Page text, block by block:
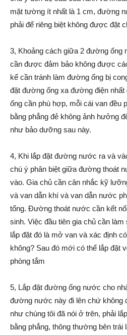
mặt tường ít nhất là 1 cm, đường
phải để riêng biệt không được đặt
3, Khoảng cách giữa 2 đường ống
cần được đảm bảo không được
kế cần tránh làm đường ống bị
đặt đường ống xa đường điện
ống cần phù hợp, mỗi cái van đều
bằng phẳng đẻ không ảnh hưởng
như bảo dưỡng sau này.
4, Khi lắp đặt đường nước ra và
chú ý phân biệt giữa đường thoát
vào. Gia chủ cần cân nhắc kỹ
và van dẫn khí và van dẫn nước
tổng. Đường thoát nước cần kết
sinh. Việc đầu tiên gia chủ cần
lắp đặt đó là mở van và xác định
không? Sau đó mới có thể lắp đặt
phòng tắm
5, Lắp đặt đường ống nước cho
đường nước này đi lên chứ không
như chúng tôi đã nói ở trên, phải
bằng phẳng, thông thường bên